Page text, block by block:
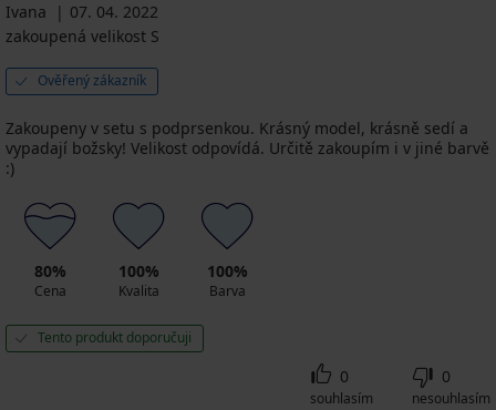
Ivana
07. 04. 2022
zakoupená velikost S
Ověřený zákazník
Zakoupeny v setu s podprsenkou. Krásný model, krásně sedí a
vypadají božsky! Velikost odpovídá. Určitě zakoupím i v jiné barvě
:)
80%
Cena
100%
Kvalita
100%
Barva
Tento produkt doporučuji
0
souhlasím
0
nesouhlasím